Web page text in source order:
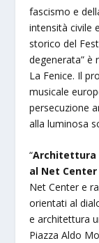
fascismo e
intensità civile
storico del
degenerata” è
La Fenice. Il
musicale
persecuzione
alla luminosa
“Architettura
al Net Center
Net Center e
orientati al
e architettura
Piazza Aldo